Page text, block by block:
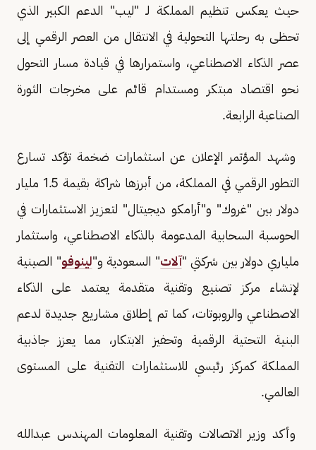
حيث يعكس تنظيم المملكة لـ "ليب" الدعم الكبير الذي
تحظى به رحلتها التحولية في الانتقال من العصر الرقمي إلى
عصر الذكاء الاصطناعي، واستمرارها في قيادة مسار التحول
نحو اقتصاد مبتكر ومستدام قائم على مخرجات الثورة
الصناعية الرابعة.
وشهد المؤتمر الإعلان عن استثمارات ضخمة تؤكد تسارع
التطور الرقمي في المملكة، من أبرزها شراكة بقيمة 1.5 مليار
دولار بين "غروك" و"أرامكو ديجيتال" لتعزيز الاستثمارات في
الحوسبة السحابية المدعومة بالذكاء الاصطناعي، واستثمار
ملياري دولار بين شركتي "آلات" السعودية و"لينوفو" الصينية
لإنشاء مركز تصنيع وتقنية متقدمة يعتمد على الذكاء
الاصطناعي والروبوتات، كما تم إطلاق مشاريع جديدة لدعم
البنية التحتية الرقمية وتحفيز الابتكار، مما يعزز جاذبية
المملكة كمركز رئيسي للاستثمارات التقنية على المستوى
العالمي.
وأكد وزير الاتصالات وتقنية المعلومات المهندس عبدالله